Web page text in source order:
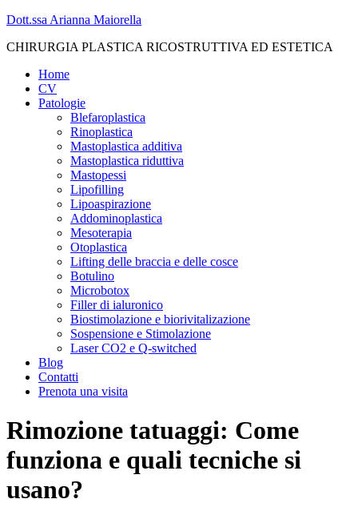
Skip
content
Dott.ssa Arianna Maiorella
CHIRURGIA PLASTICA RICOSTRUTTIVA ED ESTETICA
Home
CV
Patologie
Blefaroplastica
Rinoplastica
Mastoplastica additiva
Mastoplastica riduttiva
Mastopessi
Lipofilling
Lipoaspirazione
Addominoplastica
Mesoterapia
Otoplastica
Lifting delle braccia e delle cosce
Botulino
Microbotox
Filler di ialuronico
Biostimolazione e biorivitalizazione
Sospensione e Stimolazione
Laser CO2 e Q-switched
Blog
Contatti
Prenota una visita
Rimozione tatuaggi: Come
funziona e quali tecniche si
usano?